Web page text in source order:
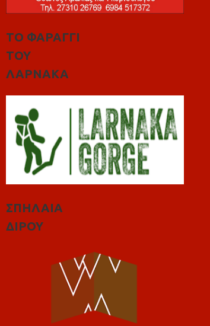
ΤΟ ΦΑΡΑΓΓΙ
ΤΟΥ
ΛΑΡΝΑΚΑ
ΣΠΗΛΑΙΑ
ΔΙΡΟΥ